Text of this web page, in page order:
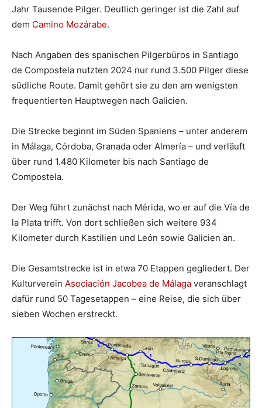
Jahr Tausende Pilger. Deutlich geringer ist die Zahl auf
dem Camino Mozárabe.
Nach Angaben des spanischen Pilgerbüros in Santiago
de Compostela nutzten 2024 nur rund 3.500 Pilger diese
südliche Route. Damit gehört sie zu den am wenigsten
frequentierten Hauptwegen nach Galicien.
Die Strecke beginnt im Süden Spaniens – unter anderem
in Málaga, Córdoba, Granada oder Almería – und verläuft
über rund 1.480 Kilometer bis nach Santiago de
Compostela.
Der Weg führt zunächst nach Mérida, wo er auf die Vía de
la Plata trifft. Von dort schließen sich weitere 934
Kilometer durch Kastilien und León sowie Galicien an.
Die Gesamtstrecke ist in etwa 70 Etappen gegliedert. Der
Kulturverein Asociación Jacobea de Málaga veranschlagt
dafür rund 50 Tagesetappen – eine Reise, die sich über
sieben Wochen erstreckt.